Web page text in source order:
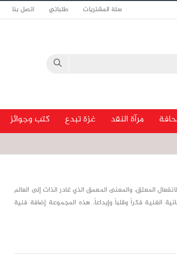
سلة المشتريات طلباتي اتصل بنا
مرآة النقد غزة تبدع كتب وجوائز
المعتق، والمعنى المعمق الذي غادر الذات إلى العالم
الغنية فكراً وقلباً وإبداعاً. هذه المجموعة إضافة فنية